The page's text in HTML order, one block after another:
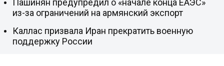
Пашинян предупредил о «начале конца ЕАЭС»
из-за ограничений на армянский экспорт
Каллас призвала Иран прекратить военную
поддержку России